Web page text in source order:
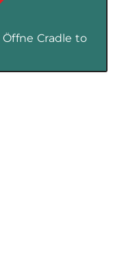
Öffne Cradle to